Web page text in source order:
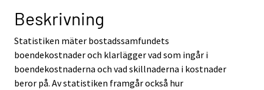
Beskrivning
Statistiken mäter bostadssamfundets
boendekostnader och klarlägger vad som ingår i
boendekostnaderna och vad skillnaderna i kostnader
beror på. Av statistiken framgår också hur